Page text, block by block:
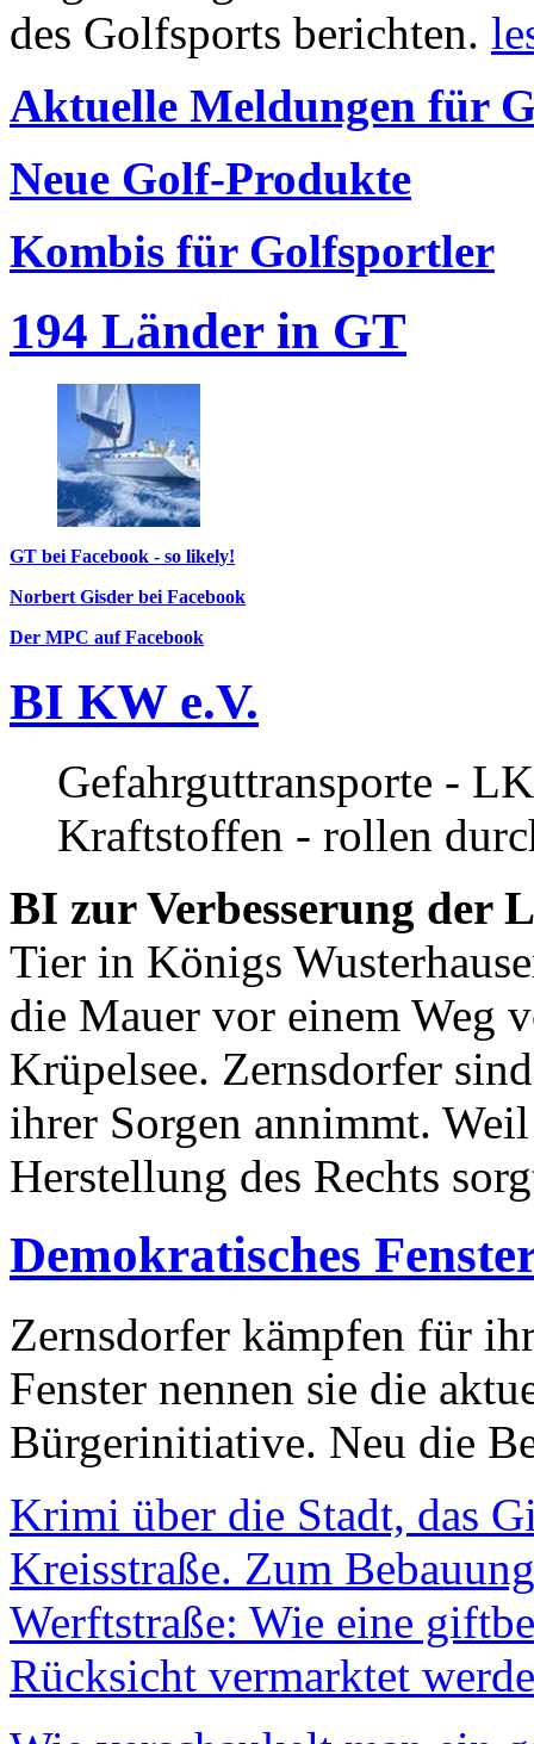
des Golfsports berichten.
Aktuelle Meldungen für
Neue Golf-Produkte
Kombis für Golfsportler
194 Länder in GT
GT bei Facebook - so likely!
Norbert Gisder bei Facebook
Der MPC auf Facebook
BI KW e.V.
Gefahrguttransporte -
Kraftstoffen - rollen
BI zur Verbesserung der
Tier in Königs
die Mauer vor einem Weg
Krüpelsee. Zernsdorfer
ihrer Sorgen annimmt.
Herstellung des Rechts
Demokratisches
Zernsdorfer kämpfen für
Fenster nennen sie die
Bürgerinitiative. Neu die
Krimi über die Stadt, das
Kreisstraße. Zum
Werftstraße: Wie eine
Rücksicht vermarktet